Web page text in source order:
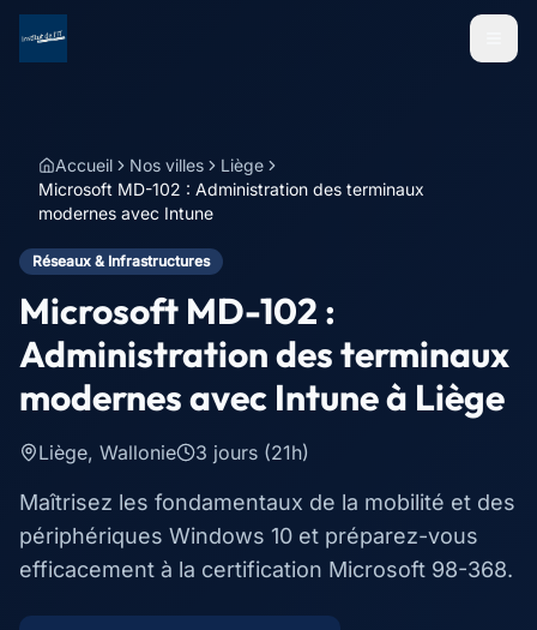
Menu
Accueil Nos villes
Liège
Microsoft MD-102 : Administration des terminaux
modernes avec Intune
Réseaux & Infrastructures
Microsoft MD-102 :
Administration des terminaux
modernes avec Intuneà Liège
Liège, Wallonie 3 jours (21h)
Maîtrisez les fondamentaux de la mobilité et des
périphériques Windows 10 et préparez-vous
efficacement à la certification Microsoft 98-368.